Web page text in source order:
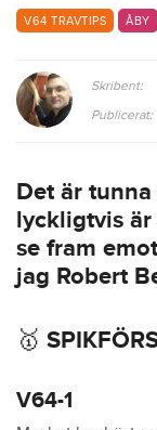
V64 TRAVTIPS ÅBY
Skribent:
Publicerat:
Det är
lyckligtvis
se fram
jag Robert
🥇
V64-1